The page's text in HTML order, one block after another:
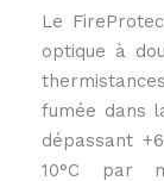
Le
optique à
fumée dans
dépassant
10°C par